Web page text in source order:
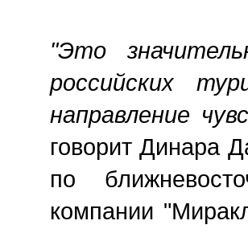
"Это
российских
направление
говорит Динара
по
компании